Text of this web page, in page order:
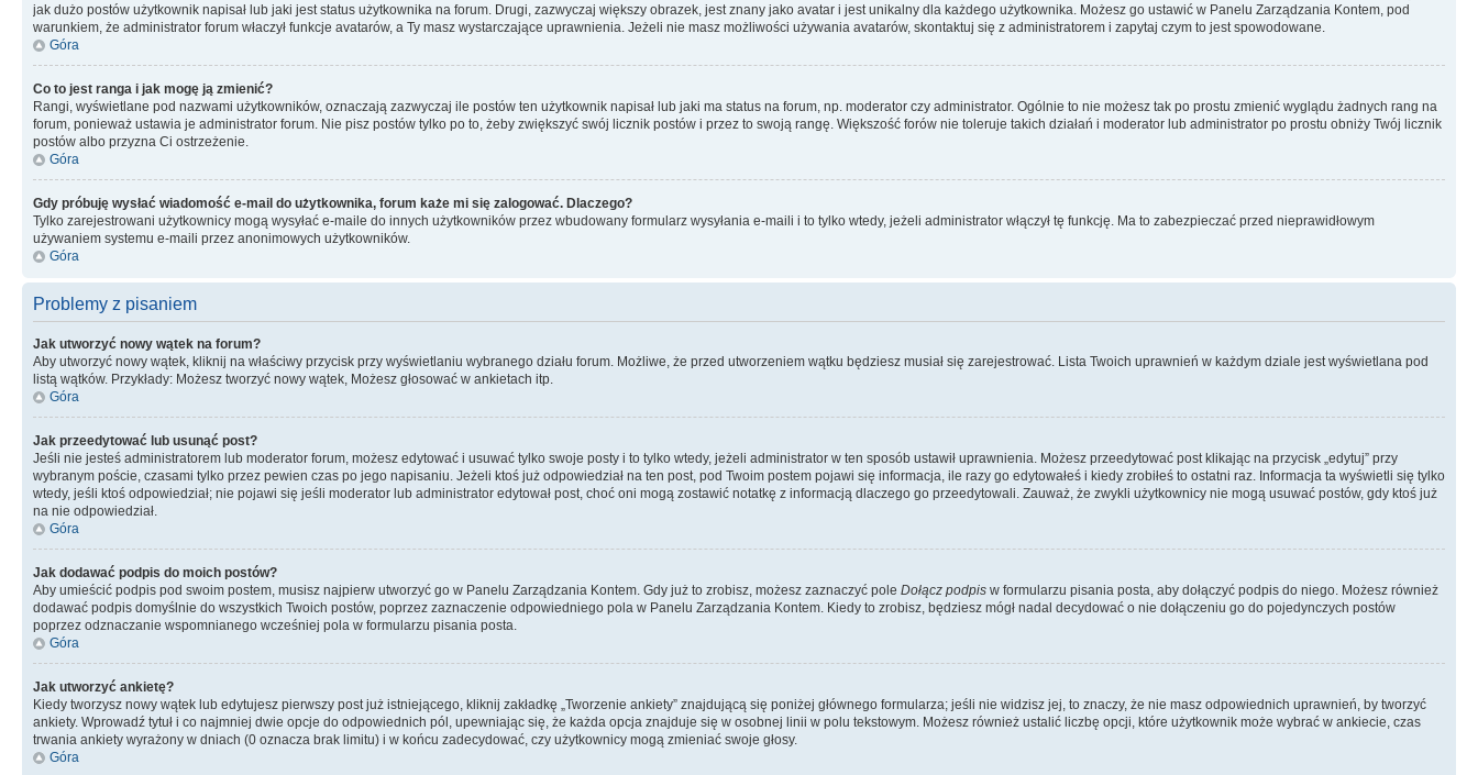
jak dużo postów użytkownik napisał lub jaki jest status użytkownika na forum. Drugi, zazwyczaj większy obrazek, jest znany jako avatar i jest unikalny dla każdego użytkownika. Możesz go ustawić w Panelu Zarządzania Kontem, pod
warunkiem, że administrator forum właczył funkcje avatarów, a Ty masz wystarczające uprawnienia. Jeżeli nie masz możliwości używania avatarów, skontaktuj się z administratorem i zapytaj czym to jest spowodowane.
Góra
Co to jest ranga i jak mogę ją zmienić?
Rangi, wyświetlane pod nazwami użytkowników, oznaczają zazwyczaj ile postów ten użytkownik napisał lub jaki ma status na forum, np. moderator czy administrator. Ogólnie to nie możesz tak po prostu zmienić wyglądu żadnych rang na
forum, ponieważ ustawia je administrator forum. Nie pisz postów tylko po to, żeby zwiększyć swój licznik postów i przez to swoją rangę. Większość forów nie toleruje takich działań i moderator lub administrator po prostu obniży Twój licznik
postów albo przyzna Ci ostrzeżenie.
Góra
Gdy próbuję wysłać wiadomość e-mail do użytkownika, forum każe mi się zalogować. Dlaczego?
Tylko zarejestrowani użytkownicy mogą wysyłać e-maile do innych użytkowników przez wbudowany formularz wysyłania e-maili i to tylko wtedy, jeżeli administrator włączył tę funkcję. Ma to zabezpieczać przed nieprawidłowym
używaniem systemu e-maili przez anonimowych użytkowników.
Góra
Problemy z pisaniem
Jak utworzyć nowy wątek na forum?
Aby utworzyć nowy wątek, kliknij na właściwy przycisk przy wyświetlaniu wybranego działu forum. Możliwe, że przed utworzeniem wątku będziesz musiał się zarejestrować. Lista Twoich uprawnień w każdym dziale jest wyświetlana pod
listą wątków. Przykłady: Możesz tworzyć nowy wątek, Możesz głosować w ankietach itp.
Góra
Jak przeedytować lub usunąć post?
Jeśli nie jesteś administratorem lub moderator forum, możesz edytować i usuwać tylko swoje posty i to tylko wtedy, jeżeli administrator w ten sposób ustawił uprawnienia. Możesz przeedytować post klikając na przycisk „edytuj” przy
wybranym poście, czasami tylko przez pewien czas po jego napisaniu. Jeżeli ktoś już odpowiedział na ten post, pod Twoim postem pojawi się informacja, ile razy go edytowałeś i kiedy zrobiłeś to ostatni raz. Informacja ta wyświetli się tylko
wtedy, jeśli ktoś odpowiedział; nie pojawi się jeśli moderator lub administrator edytował post, choć oni mogą zostawić notatkę z informacją dlaczego go przeedytowali. Zauważ, że zwykli użytkownicy nie mogą usuwać postów, gdy ktoś już
na nie odpowiedział.
Góra
Jak dodawać podpis do moich postów?
Aby umieścić podpis pod swoim postem, musisz najpierw utworzyć go w Panelu Zarządzania Kontem. Gdy już to zrobisz, możesz zaznaczyć pole Dołącz podpis w formularzu pisania posta, aby dołączyć podpis do niego. Możesz również
dodawać podpis domyślnie do wszystkich Twoich postów, poprzez zaznaczenie odpowiedniego pola w Panelu Zarządzania Kontem. Kiedy to zrobisz, będziesz mógł nadal decydować o nie dołączeniu go do pojedynczych postów
poprzez odznaczanie wspomnianego wcześniej pola w formularzu pisania posta.
Góra
Jak utworzyć ankietę?
Kiedy tworzysz nowy wątek lub edytujesz pierwszy post już istniejącego, kliknij zakładkę „Tworzenie ankiety” znajdującą się poniżej głównego formularza; jeśli nie widzisz jej, to znaczy, że nie masz odpowiednich uprawnień, by tworzyć
ankiety. Wprowadź tytuł i co najmniej dwie opcje do odpowiednich pól, upewniając się, że każda opcja znajduje się w osobnej linii w polu tekstowym. Możesz również ustalić liczbę opcji, które użytkownik może wybrać w ankiecie, czas
trwania ankiety wyrażony w dniach (0 oznacza brak limitu) i w końcu zadecydować, czy użytkownicy mogą zmieniać swoje głosy.
Góra